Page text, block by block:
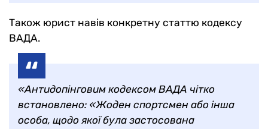
Також юрист навів конкретну статтю кодексу
ВАДА.
«Антидопінговим кодексом ВАДА чітко
встановлено: «Жоден спортсмен або інша
особа, щодо якої була застосована